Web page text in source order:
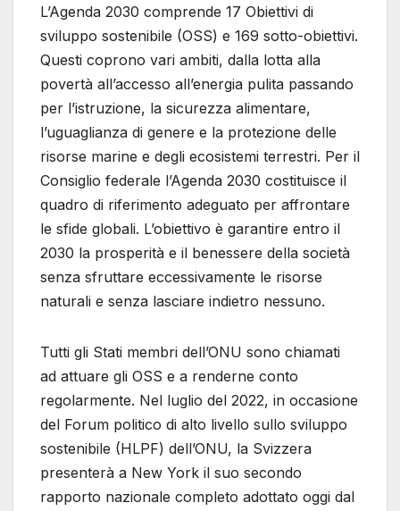
L’Agenda 2030 comprende 17 Obiettivi di
sviluppo sostenibile (OSS) e 169 sotto-obiettivi.
Questi coprono vari ambiti, dalla lotta alla
povertà all’accesso all’energia pulita passando
per l’istruzione, la sicurezza alimentare,
l’uguaglianza di genere e la protezione delle
risorse marine e degli ecosistemi terrestri. Per il
Consiglio federale l’Agenda 2030 costituisce il
quadro di riferimento adeguato per affrontare
le sfide globali. L’obiettivo è garantire entro il
2030 la prosperità e il benessere della società
senza sfruttare eccessivamente le risorse
naturali e senza lasciare indietro nessuno.
Tutti gli Stati membri dell’ONU sono chiamati
ad attuare gli OSS e a renderne conto
regolarmente. Nel luglio del 2022, in occasione
del Forum politico di alto livello sullo sviluppo
sostenibile (HLPF) dell’ONU, la Svizzera
presenterà a New York il suo secondo
rapporto nazionale completo adottato oggi dal